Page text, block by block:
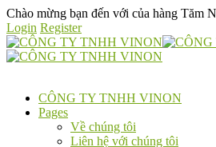
Chào mừng bạn đến với của hàng Tăm
Login Register
CÔNG TY TNHH VINON
Pages
Về chúng tôi
Liên hệ với chúng tôi